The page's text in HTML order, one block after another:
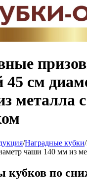
45 см
металла с
/Наградные кубки/
чаши 140 мм из
кубков по